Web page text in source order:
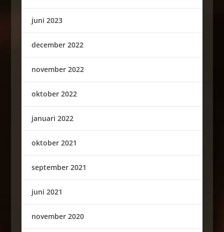
juni 2023
december 2022
november 2022
oktober 2022
januari 2022
oktober 2021
september 2021
juni 2021
november 2020